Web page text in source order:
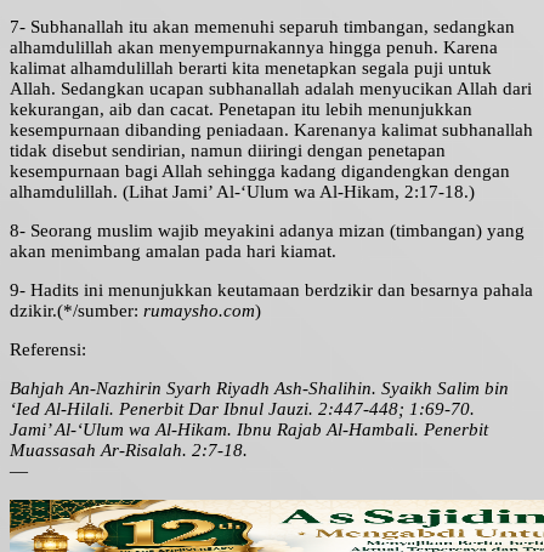
7- Subhanallah itu akan memenuhi separuh timbangan, sedangkan
alhamdulillah akan menyempurnakannya hingga penuh. Karena
kalimat alhamdulillah berarti kita menetapkan segala puji untuk
Allah. Sedangkan ucapan subhanallah adalah menyucikan Allah dari
kekurangan, aib dan cacat. Penetapan itu lebih menunjukkan
kesempurnaan dibanding peniadaan. Karenanya kalimat subhanallah
tidak disebut sendirian, namun diiringi dengan penetapan
kesempurnaan bagi Allah sehingga kadang digandengkan dengan
alhamdulillah. (Lihat Jami’ Al-‘Ulum wa Al-Hikam, 2:17-18.)
8- Seorang muslim wajib meyakini adanya mizan (timbangan) yang
akan menimbang amalan pada hari kiamat.
9- Hadits ini menunjukkan keutamaan berdzikir dan besarnya pahala
dzikir.(*/sumber: rumaysho.com)
Referensi:
Bahjah An-Nazhirin Syarh Riyadh Ash-Shalihin. Syaikh Salim bin
‘Ied Al-Hilali. Penerbit Dar Ibnul Jauzi. 2:447-448; 1:69-70.
Jami’ Al-‘Ulum wa Al-Hikam. Ibnu Rajab Al-Hambali. Penerbit
Muassasah Ar-Risalah. 2:7-18.
—